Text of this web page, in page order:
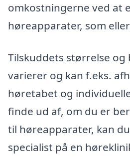
omkostningerne ved at
høreapparater, som
Tilskuddets størrelse og
varierer og kan f.eks.
høretabet og
finde ud af, om du er
til høreapparater, kan
specialist på en